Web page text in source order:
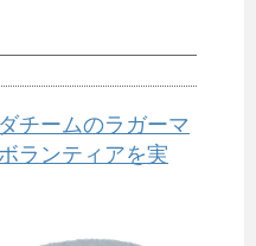
チームのラガーマ
ランティアを実